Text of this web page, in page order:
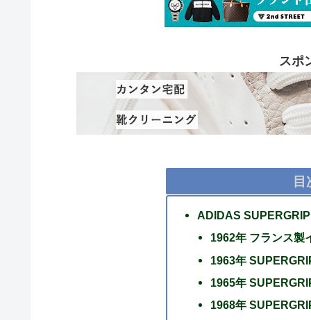
スポ
目
ADIDAS
1962年 フランス製
1963年
1965年
1968年